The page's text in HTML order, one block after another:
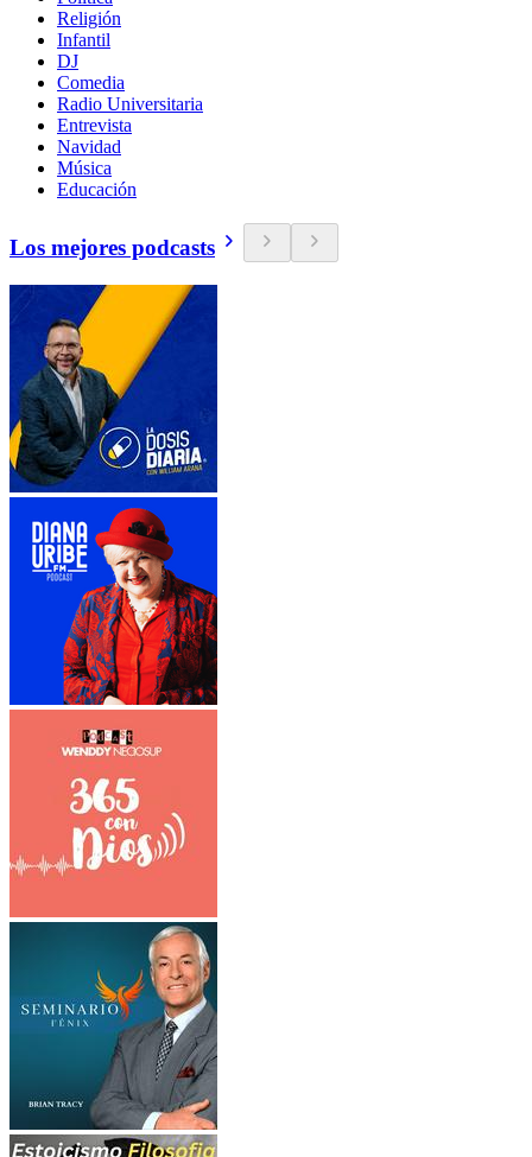
Religión
Infantil
DJ
Comedia
Radio Universitaria
Entrevista
Navidad
Música
Educación
Los mejores podcasts